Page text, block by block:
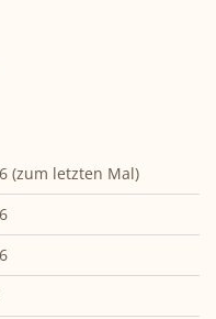
(zum letzten Mal)